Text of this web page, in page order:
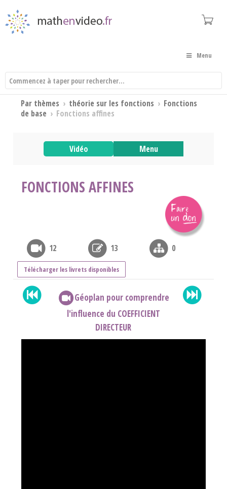
Menu
Par thèmes › théorie sur les fonctions › Fonctions
de base › Fonctions affines
Vidéo Menu
FONCTIONS AFFINES
12 13 0
Télécharger les livrets disponibles
Géoplan pour comprendre
l'influence du COEFFICIENT
DIRECTEUR